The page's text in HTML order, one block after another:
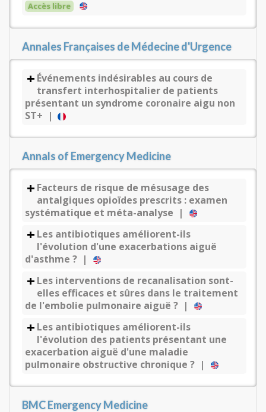
Accès libre
Annales Françaises de Médecine d'Urgence
Événements indésirables au cours de
transfert interhospitalier de patients
présentant un syndrome coronaire aigu non
ST+ |
Annals of Emergency Medicine
Facteurs de risque de mésusage des
antalgiques opioïdes prescrits : examen
systématique et méta-analyse |
Les antibiotiques améliorent-ils
l'évolution d'une exacerbations aiguë
d'asthme ? |
Les interventions de recanalisation sont-
elles efficaces et sûres dans le traitement
de l'embolie pulmonaire aiguë ? |
Les antibiotiques améliorent-ils
l'évolution des patients présentant une
exacerbation aiguë d'une maladie
pulmonaire obstructive chronique ? |
BMC Emergency Medicine